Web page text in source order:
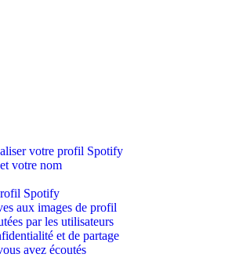
votre profil Spotify
votre nom
Spotify
aux images de profil
par les utilisateurs
et de partage
avez écoutés